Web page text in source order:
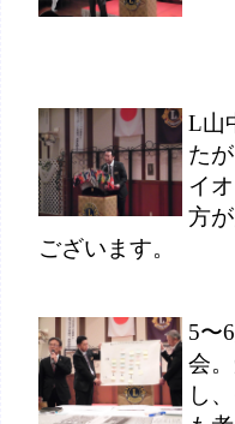
L山
た
イ
方
ございます。
5〜
会
し